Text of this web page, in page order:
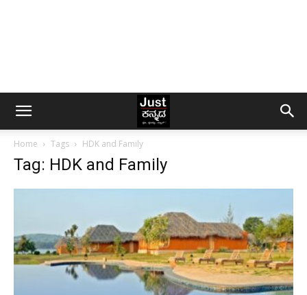
Home Tags HDK and Family
Tag: HDK and Family